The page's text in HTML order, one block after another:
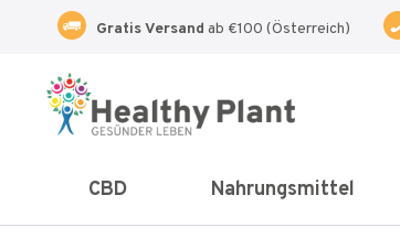
Gratis Versand ab €100 (Österreich)
CBD Nahrungsmittel